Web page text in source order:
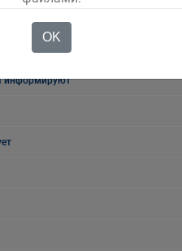
информируют
OK